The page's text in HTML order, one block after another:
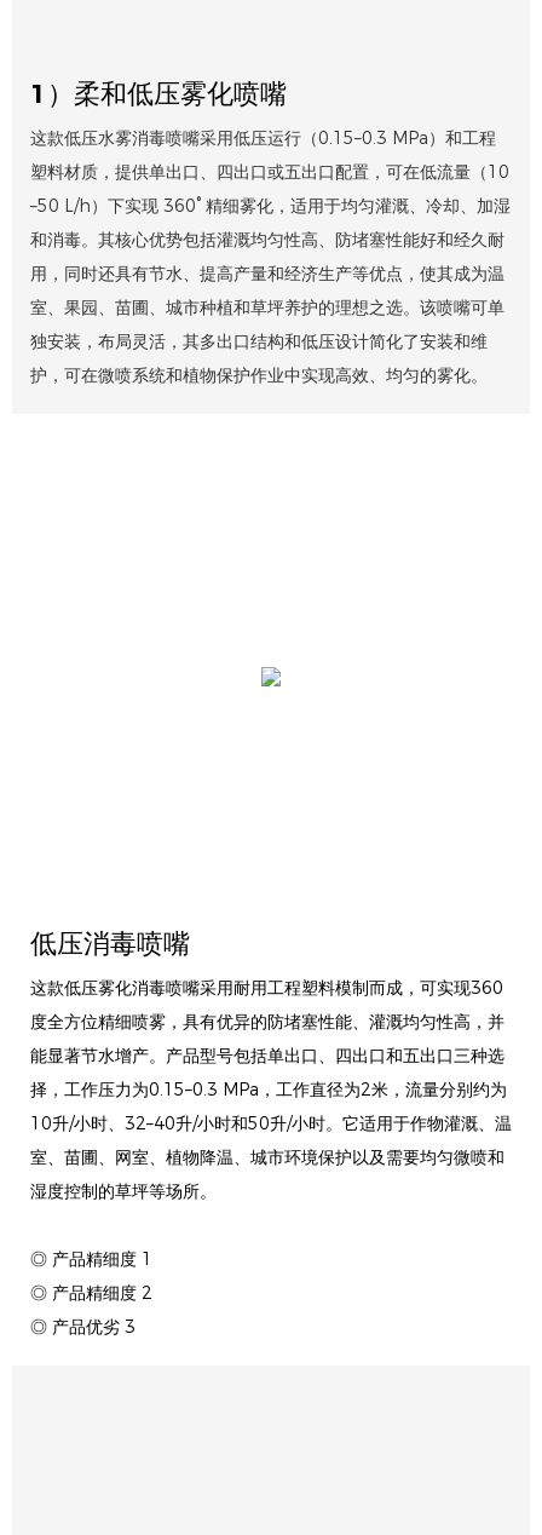
1）柔和低压雾化喷嘴
这款低压水雾消毒喷嘴采用低压运行（0.15–0.3 MPa）和工程
塑料材质，提供单出口、四出口或五出口配置，可在低流量（10
–50 L/h）下实现 360° 精细雾化，适用于均匀灌溉、冷却、加湿
和消毒。其核心优势包括灌溉均匀性高、防堵塞性能好和经久耐
用，同时还具有节水、提高产量和经济生产等优点，使其成为温
室、果园、苗圃、城市种植和草坪养护的理想之选。该喷嘴可单
独安装，布局灵活，其多出口结构和低压设计简化了安装和维
护，可在微喷系统和植物保护作业中实现高效、均匀的雾化。
低压消毒喷嘴
这款低压雾化消毒喷嘴采用耐用工程塑料模制而成，可实现360
度全方位精细喷雾，具有优异的防堵塞性能、灌溉均匀性高，并
能显著节水增产。产品型号包括单出口、四出口和五出口三种选
择，工作压力为0.15–0.3 MPa，工作直径为2米，流量分别约为
10升/小时、32–40升/小时和50升/小时。它适用于作物灌溉、温
室、苗圃、网室、植物降温、城市环境保护以及需要均匀微喷和
湿度控制的草坪等场所。
◎ 产品精细度 1
◎ 产品精细度 2
◎ 产品优劣 3